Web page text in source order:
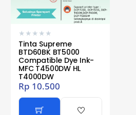
★ ★ ★ ★ ★
Tinta Supreme
BTD60BK BT5000
Compatible Dye Ink-
MFC T4500DW HL
T4000DW
Rp 10.500